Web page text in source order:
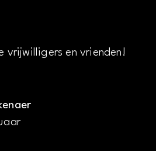
vrijwilligers en vrienden!